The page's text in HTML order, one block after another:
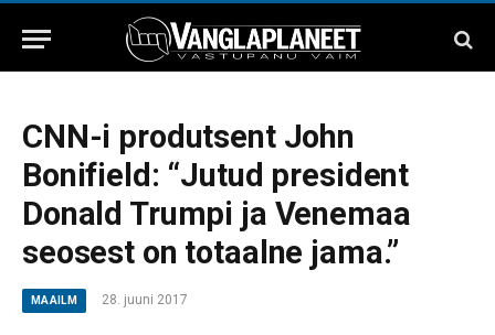
CNN-i produtsent John
Bonifield: “Jutud president
Donald Trumpi ja Venemaa
seosest on totaalne jama.”
MAAILM 28. juuni 2017